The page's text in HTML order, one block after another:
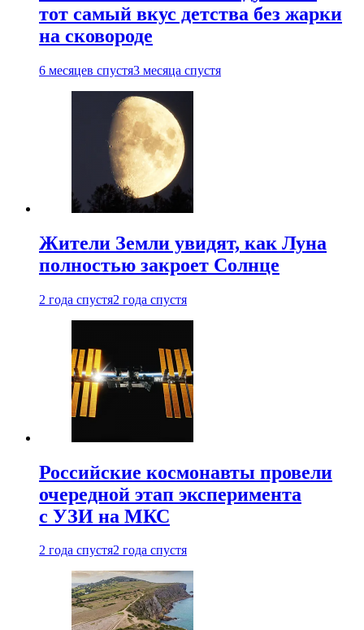
тот самый вкус детства без жарки
на сковороде
6 месяцев спустя3 месяца спустя
Жители Земли увидят, как Луна
полностью закроет Солнце
2 года спустя2 года спустя
Российские космонавты провели
очередной этап эксперимента
с УЗИ на МКС
2 года спустя2 года спустя